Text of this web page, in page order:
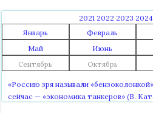
2021 2022 2023 2024
Январь Февраль
Май
Июнь
Сентябрь
Октябрь
«Россию зря называли
сейчас — «экономика танкеров» (В.